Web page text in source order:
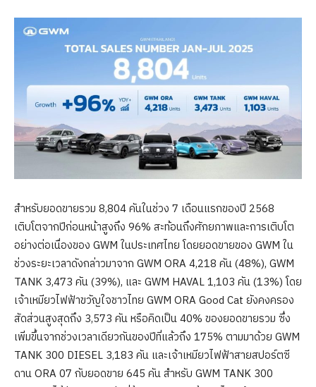
สำหรับยอดขายรวม 8,804 คันในช่วง 7 เดือนแรกของปี 2568
เติบโตจากปีก่อนหน้าสูงถึง 96% สะท้อนถึงศักยภาพและการเติบโต
อย่างต่อเนื่องของ GWM ในประเทศไทย โดยยอดขายของ GWM ใน
ช่วงระยะเวลาดังกล่าวมาจาก GWM ORA 4,218 คัน (48%), GWM
TANK 3,473 คัน (39%), และ GWM HAVAL 1,103 คัน (13%) โดย
เจ้าเหมียวไฟฟ้าขวัญใจชาวไทย GWM ORA Good Cat ยังคงครอง
สัดส่วนสูงสุดถึง 3,573 คัน หรือคิดเป็น 40% ของยอดขายรวม ซึ่ง
เพิ่มขึ้นจากช่วงเวลาเดียวกันของปีที่แล้วถึง 175% ตามมาด้วย GWM
TANK 300 DIESEL 3,183 คัน และเจ้าเหมียวไฟฟ้าสายสปอร์ตซี
ดาน ORA 07 กับยอดขาย 645 คัน สำหรับ GWM TANK 300